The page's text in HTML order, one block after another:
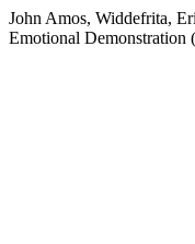
John Amos, Widdefrita,
Emotional Demonstration